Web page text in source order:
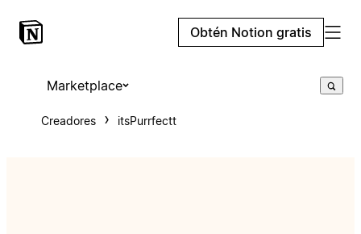
Obtén Notion gratis
Marketplace
Creadores itsPurrfectt